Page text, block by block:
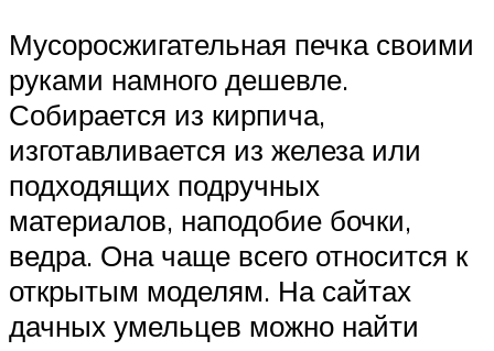
Мусоросжигательная печка своими
руками намного дешевле.
Собирается из кирпича,
изготавливается из железа или
подходящих подручных
материалов, наподобие бочки,
ведра. Она чаще всего относится к
открытым моделям. На сайтах
дачных умельцев можно найти